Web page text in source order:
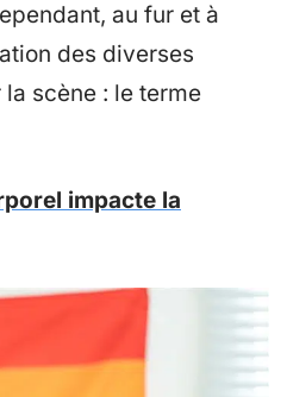
au fur et à
des diverses
scène : le terme
impacte la